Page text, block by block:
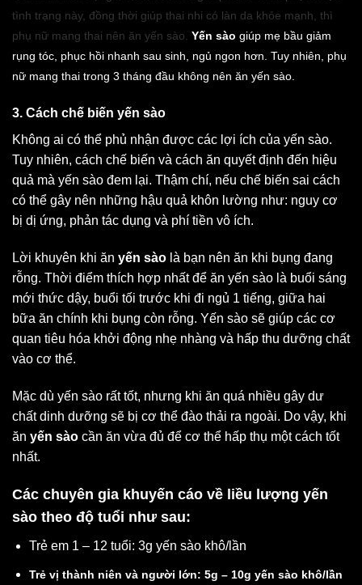
tình trạng này, đồng thời giúp thai nhi có làn da khỏe mạnh, thì
phụ nữ mang thai nên ăn yến sào. Yến sào giúp mẹ bầu giảm
rụng tóc, phục hồi nhanh sau sinh, ngủ ngon hơn. Tuy nhiên, phụ
nữ mang thai trong 3 tháng đầu không nên ăn yến sào.
3. Cách chế biến yến sào
Không ai có thể phủ nhận được các lợi ích của yến sào.
Tuy nhiên, cách chế biến và cách ăn quyết định đến hiệu
quả mà yến sào đem lại. Thậm chí, nếu chế biến sai cách
có thể gây nên những hậu quả khôn lường như: nguy cơ
bị dị ứng, phản tác dụng và phí tiền vô ích.
Lời khuyên khi ăn yến sào là bạn nên ăn khi bụng đang
rỗng. Thời điểm thích hợp nhất để ăn yến sào là buổi sáng
mới thức dậy, buổi tối trước khi đi ngủ 1 tiếng, giữa hai
bữa ăn chính khi bụng còn rỗng. Yến sào sẽ giúp các cơ
quan tiêu hóa khởi động nhẹ nhàng và hấp thu dưỡng chất
vào cơ thể.
Mặc dù yến sào rất tốt, nhưng khi ăn quá nhiều gây dư
chất dinh dưỡng sẽ bị cơ thể đào thải ra ngoài. Do vậy, khi
ăn yến sào cần ăn vừa đủ để cơ thể hấp thụ một cách tốt
nhất.
Các chuyên gia khuyến cáo về liều lượng yến
sào theo độ tuổi như sau:
Trẻ em 1 – 12 tuổi: 3g yến sào khô/lần
Trẻ vị thành niên và người lớn: 5g – 10g yến sào khô/lần